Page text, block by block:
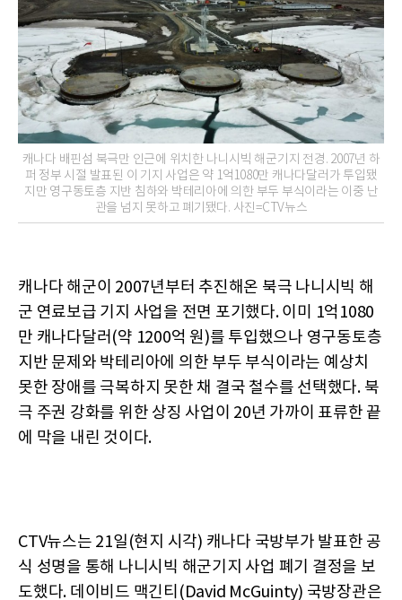
캐나다 배핀섬 북극만 인근에 위치한 나니시빅 해군기지 전경. 2007년 하
퍼 정부 시절 발표된 이 기지 사업은 약 1억1080만 캐나다달러가 투입됐
지만 영구동토층 지반 침하와 박테리아에 의한 부두 부식이라는 이중 난
관을 넘지 못하고 폐기됐다. 사진=CTV뉴스
캐나다 해군이 2007년부터 추진해온 북극 나니시빅 해
군 연료보급 기지 사업을 전면 포기했다. 이미 1억1080
만 캐나다달러(약 1200억 원)를 투입했으나 영구동토층
지반 문제와 박테리아에 의한 부두 부식이라는 예상치
못한 장애를 극복하지 못한 채 결국 철수를 선택했다. 북
극 주권 강화를 위한 상징 사업이 20년 가까이 표류한 끝
에 막을 내린 것이다.
CTV뉴스는 21일(현지 시각) 캐나다 국방부가 발표한 공
식 성명을 통해 나니시빅 해군기지 사업 폐기 결정을 보
도했다. 데이비드 맥긴티(David McGuinty) 국방장관은